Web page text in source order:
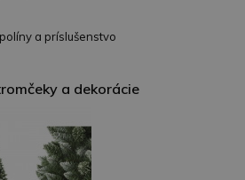
a príslušenstvo
a dekorácie